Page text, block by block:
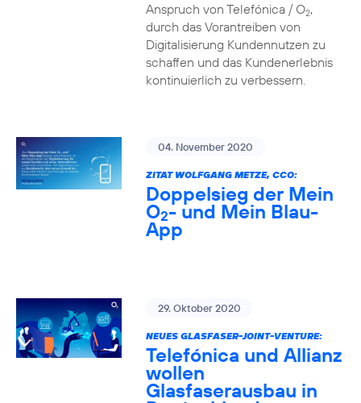
Anspruch von Telefónica / O2,
durch das Vorantreiben von
Digitalisierung Kundennutzen zu
schaffen und das Kundenerlebnis
kontinuierlich zu verbessern.
04. November 2020
ZITAT WOLFGANG METZE, CCO:
Doppelsieg der Mein
O2- und Mein Blau-
App
29. Oktober 2020
NEUES GLASFASER-JOINT-VENTURE:
Telefónica und Allianz
wollen
Glasfaserausbau in